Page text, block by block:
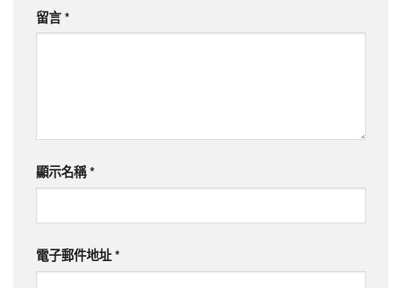
留言*
顯示名稱*
電子郵件地址*